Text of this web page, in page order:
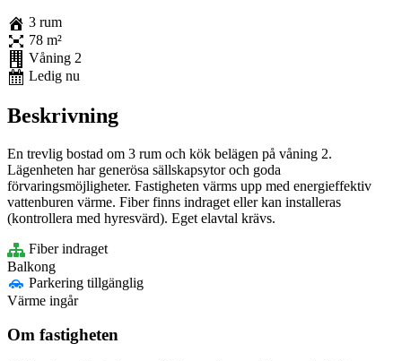
3 rum
78 m²
Våning 2
Ledig nu
Beskrivning
En trevlig bostad om 3 rum och kök belägen på våning 2.
Lägenheten har generösa sällskapsytor och goda
förvaringsmöjligheter. Fastigheten värms upp med energieffektiv
vattenburen värme. Fiber finns indraget eller kan installeras
(kontrollera med hyresvärd). Eget elavtal krävs.
Fiber indraget
Balkong
Parkering tillgänglig
Värme ingår
Om fastigheten